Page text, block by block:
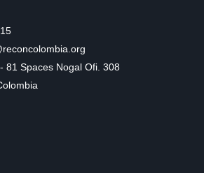
81 Spaces Nogal Ofi. 308